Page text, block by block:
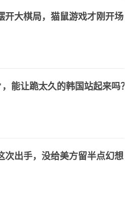
开大棋局，猫鼠游戏才刚开场
能让跪太久的韩国站起来吗？
次出手，没给美方留半点幻想